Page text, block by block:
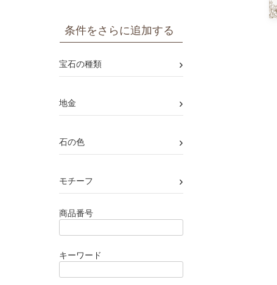
条件をさらに追加する
宝石の種類 ›
地金 ›
石の色 ›
モチーフ ›
商品番号
キーワード